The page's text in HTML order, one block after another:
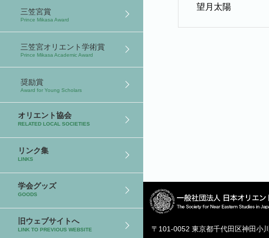
三笠宮賞
Prince Mikasa Award
三笠宮オリエント学術賞
Prince Mikasa Academic Award
奨励賞
Award for Young Scholars
オリエント協会
RELATED LOCAL SOCIETIES
リンク集
LINKS
学会グッズ
GOODS
旧ウェブサイトへ
LINK TO PREVIOUS WEBSITE
望月太陽
〒101-0052 東京都千代田区神田小